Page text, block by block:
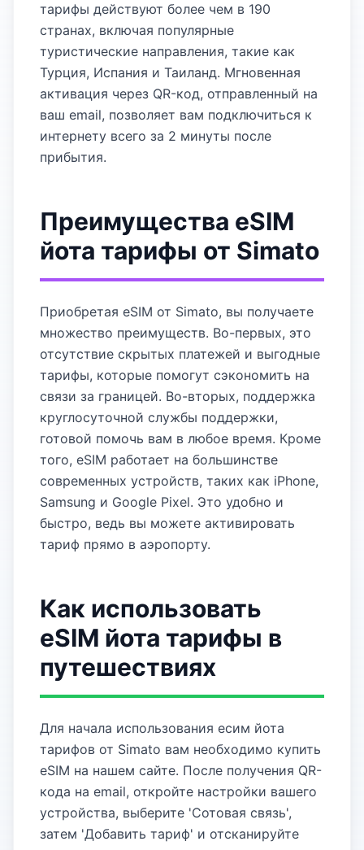
тарифы действуют более чем в 190
странах, включая популярные
туристические направления, такие как
Турция, Испания и Таиланд. Мгновенная
активация через QR-код, отправленный на
ваш email, позволяет вам подключиться к
интернету всего за 2 минуты после
прибытия.
Преимущества eSIM
йота тарифы от Simato
Приобретая eSIM от Simato, вы получаете
множество преимуществ. Во-первых, это
отсутствие скрытых платежей и выгодные
тарифы, которые помогут сэкономить на
связи за границей. Во-вторых, поддержка
круглосуточной службы поддержки,
готовой помочь вам в любое время. Кроме
того, eSIM работает на большинстве
современных устройств, таких как iPhone,
Samsung и Google Pixel. Это удобно и
быстро, ведь вы можете активировать
тариф прямо в аэропорту.
Как использовать
eSIM йота тарифы в
путешествиях
Для начала использования есим йота
тарифов от Simato вам необходимо купить
eSIM на нашем сайте. После получения QR-
кода на email, откройте настройки вашего
устройства, выберите 'Сотовая связь',
затем 'Добавить тариф' и отсканируйте